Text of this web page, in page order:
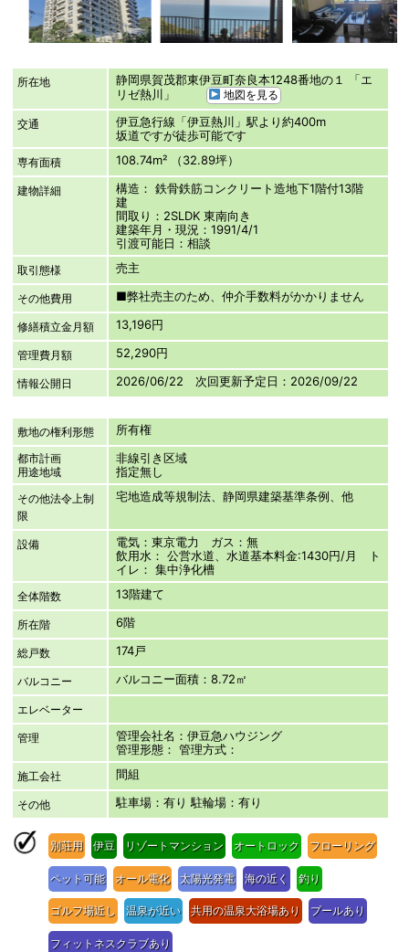
所在地
静岡県賀茂郡東伊豆町奈良本1248番地の１ 「エ
リゼ熱川」
地図を見る
交通
伊豆急行線「伊豆熱川」駅より約400m
坂道ですが徒歩可能です
専有面積 108.74m² （32.89坪）
建物詳細
構造： 鉄骨鉄筋コンクリート造地下1階付13階
建
間取り：2SLDK 東南向き
建築年月・現況：1991/4/1
引渡可能日：相談
取引態様 売主
その他費用 ■弊社売主のため、仲介手数料がかかりません
修繕積立金月額 13,196円
管理費月額 52,290円
情報公開日 2026/06/22 次回更新予定日：2026/09/22
敷地の権利形態 所有権
都市計画
用途地域
非線引き区域
指定無し
その他法令上制
限
宅地造成等規制法、静岡県建築基準条例、他
設備
電気：東京電力 ガス：無
飲用水： 公営水道、水道基本料金:1430円/月 ト
イレ： 集中浄化槽
全体階数 13階建て
所在階 6階
総戸数 174戸
バルコニー バルコニー面積：8.72㎡
エレベーター
管理
管理会社名：伊豆急ハウジング
管理形態： 管理方式：
施工会社 間組
その他 駐車場：有り 駐輪場：有り
別荘用 伊豆 リゾートマンション オートロック フローリング
ペット可能 オール電化 太陽光発電 海の近く 釣り
ゴルフ場近し 温泉が近い 共用の温泉大浴場あり プールあり
フィットネスクラブあり